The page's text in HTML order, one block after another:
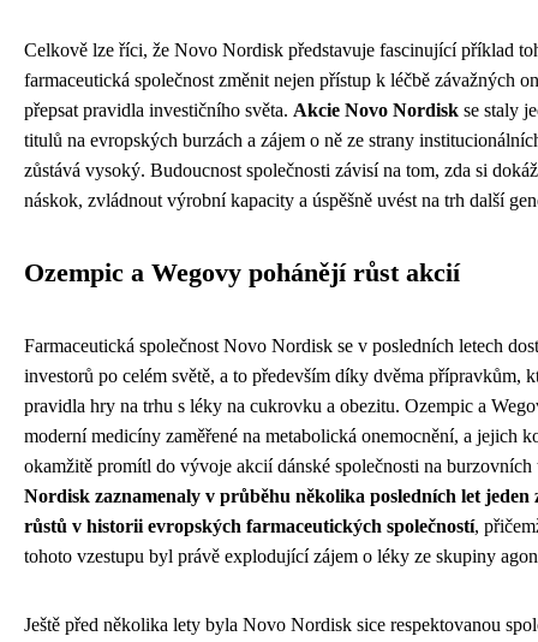
Celkově lze říci, že Novo Nordisk představuje fascinující příklad
farmaceutická společnost změnit nejen přístup k léčbě závažných
přepsat pravidla investičního světa. Akcie Novo Nordisk se staly
titulů na evropských burzách a zájem o ně ze strany
zůstává vysoký. Budoucnost společnosti závisí na tom, zda si
náskok, zvládnout výrobní kapacity a úspěšně uvést na trh další
Ozempic a Wegovy pohánějí růst akcií
Farmaceutická společnost Novo Nordisk se v posledních letech
investorů po celém světě, a to především díky dvěma přípravkům,
pravidla hry na trhu s léky na cukrovku a obezitu. Ozempic a
moderní medicíny zaměřené na metabolická onemocnění, a jejich
okamžitě promítl do vývoje akcií dánské společnosti na
Nordisk zaznamenaly v průběhu několika posledních let jeden
růstů v historii evropských farmaceutických společností,
tohoto vzestupu byl právě explodující zájem o léky ze skupiny
Ještě před několika lety byla Novo Nordisk sice respektovanou